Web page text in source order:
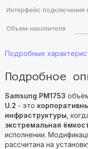
Интерфейс подключения
Объем накопителя
Подробные
Подробное
Samsung PM1753
U.2 - это
инфраструктуры ,
экстремальная
исполнении.
рассчитана на